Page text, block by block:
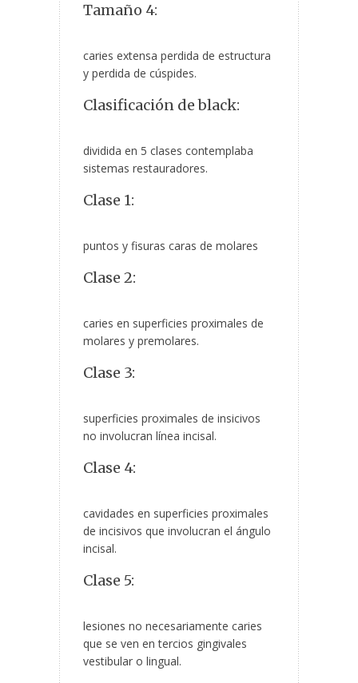
Tamaño 4:
caries extensa perdida de estructura
y perdida de cúspides.
Clasificación de black:
dividida en 5 clases contemplaba
sistemas restauradores.
Clase 1:
puntos y fisuras caras de molares
Clase 2:
caries en superficies proximales de
molares y premolares.
Clase 3:
superficies proximales de insicivos
no involucran línea incisal.
Clase 4:
cavidades en superficies proximales
de incisivos que involucran el ángulo
incisal.
Clase 5:
lesiones no necesariamente caries
que se ven en tercios gingivales
vestibular o lingual.